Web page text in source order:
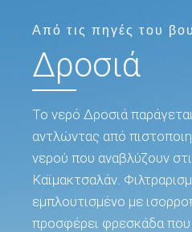
Από τις πηγές του
Δροσιά
Το νερό Δροσιά
αντλώντας από
νερού που αναβλύζουν
Καϊμακτσαλάν.
εμπλουτισμένο με
προσφέρει φρεσκάδα